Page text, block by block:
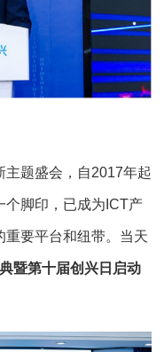
主题盛会，自2017年起
个脚印，已成为ICT产
重要平台和纽带。当天
暨第十届创兴日启动